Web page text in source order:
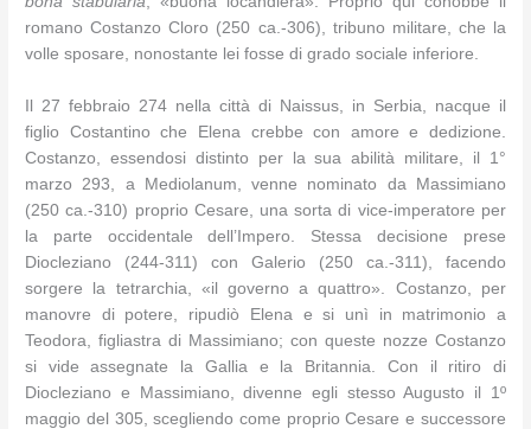
romano Costanzo Cloro (250 ca.-306), tribuno militare, che la
volle sposare, nonostante lei fosse di grado sociale inferiore.
Il 27 febbraio 274 nella città di Naissus, in Serbia, nacque il
figlio Costantino che Elena crebbe con amore e dedizione.
Costanzo, essendosi distinto per la sua abilità militare, il 1°
marzo 293, a Mediolanum, venne nominato da Massimiano
(250 ca.-310) proprio Cesare, una sorta di vice-imperatore per
la parte occidentale dell’Impero. Stessa decisione prese
Diocleziano (244-311) con Galerio (250 ca.-311), facendo
sorgere la tetrarchia, «il governo a quattro». Costanzo, per
manovre di potere, ripudiò Elena e si unì in matrimonio a
Teodora, figliastra di Massimiano; con queste nozze Costanzo
si vide assegnate la Gallia e la Britannia. Con il ritiro di
Diocleziano e Massimiano, divenne egli stesso Augusto il 1º
maggio del 305, scegliendo come proprio Cesare e successore